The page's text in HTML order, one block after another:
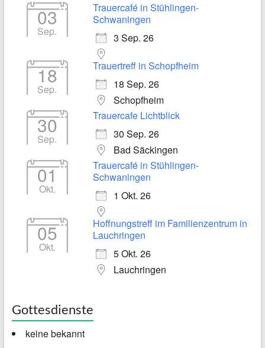
03
Sep.
Trauercafé in Stühlingen-
Schwaningen
3 Sep. 26
18
Sep.
Trauertreff in Schopfheim
18 Sep. 26
Schopfheim
30
Sep.
Trauercafe Lichtblick
30 Sep. 26
Bad Säckingen
01
Okt.
Trauercafé in Stühlingen-
Schwaningen
1 Okt. 26
05
Okt.
Hoffnungstreff im Familienzentrum in
Lauchringen
5 Okt. 26
Lauchringen
Gottesdienste
keine bekannt